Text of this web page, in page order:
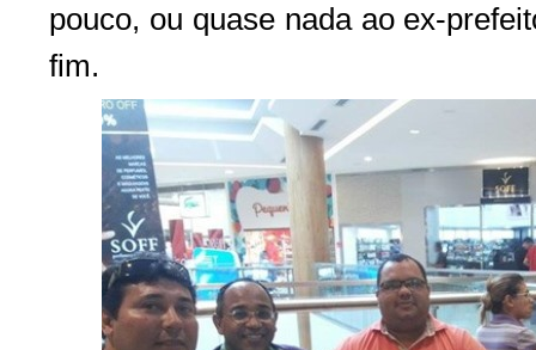
pouco, ou quase nada ao ex-
fim.